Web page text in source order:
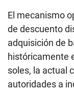
El mecanismo
de descuento
adquisición de
históricamente
soles, la actual
autoridades a